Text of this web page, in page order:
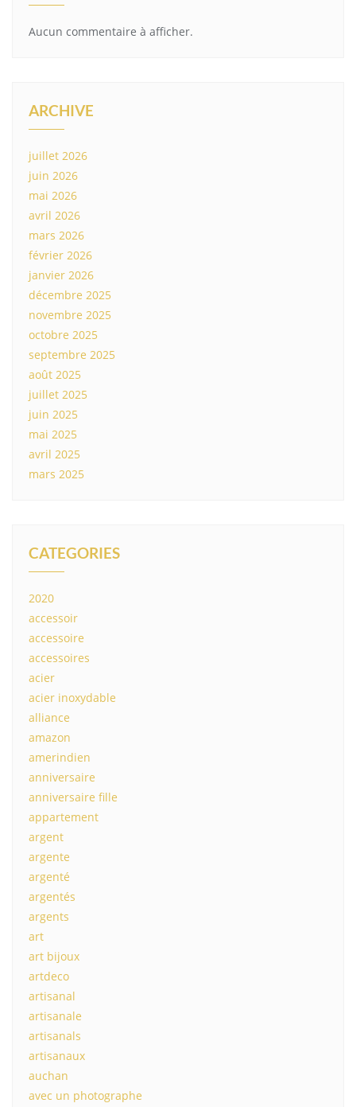
Aucun commentaire à afficher.
ARCHIVE
juillet 2026
juin 2026
mai 2026
avril 2026
mars 2026
février 2026
janvier 2026
décembre 2025
novembre 2025
octobre 2025
septembre 2025
août 2025
juillet 2025
juin 2025
mai 2025
avril 2025
mars 2025
CATEGORIES
2020
accessoir
accessoire
accessoires
acier
acier inoxydable
alliance
amazon
amerindien
anniversaire
anniversaire fille
appartement
argent
argente
argenté
argentés
argents
art
art bijoux
artdeco
artisanal
artisanale
artisanals
artisanaux
auchan
avec un photographe